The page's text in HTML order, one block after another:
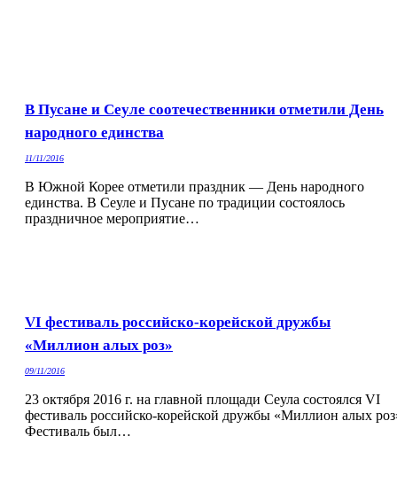
В Пусане и Сеуле соотечественники отметили День
народного единства
11/11/2016
В Южной Корее отметили праздник — День народного
единства. В Сеуле и Пусане по традиции состоялось
праздничное мероприятие…
VI фестиваль российско-корейской дружбы
«Миллион алых роз»
09/11/2016
23 октября 2016 г. на главной площади Сеула состоялся VI
фестиваль российско-корейской дружбы «Миллион алых
Фестиваль был…